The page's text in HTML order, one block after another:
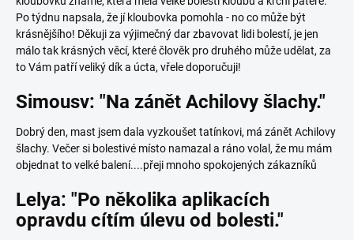
Po týdnu napsala, že jí kloubovka pomohla - no co může být
krásnějšího! Děkuji za výjimečný dar zbavovat lidi bolestí, je jen
málo tak krásných věcí, které člověk pro druhého může udělat, za
to Vám patří veliký dík a úcta, vřele doporučuji!
Simousv: "Na zánět Achilovy šlachy."
Dobrý den, mast jsem dala vyzkoušet tatínkovi, má zánět Achilovy
šlachy. Večer si bolestivé místo namazal a ráno volal, že mu mám
objednat to velké balení....přeji mnoho spokojených zákazníků
Lelya: "Po několika aplikacích
opravdu cítím úlevu od bolesti."